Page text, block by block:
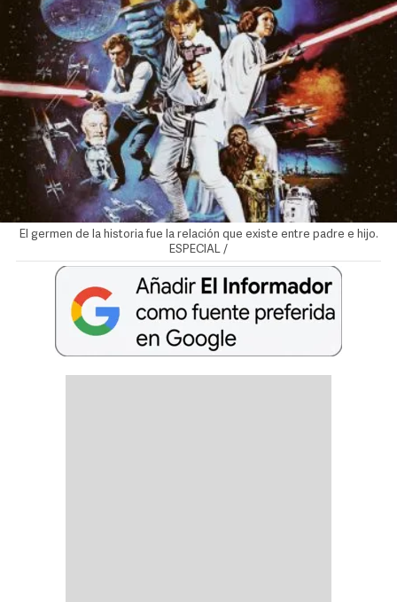
El germen de la historia fue la relación que existe entre padre e hijo.
ESPECIAL /